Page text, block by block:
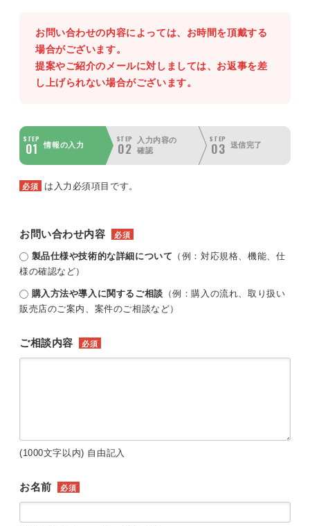
お問い合わせの内容によっては、お時間を頂戴する
場合がございます。
提案やご紹介のメールに対しましては、お返事を差
し上げられない場合がございます。
STEP
01 情報の入力
STEP
02
入力内容の
確認
STEP
03 送信完了
必須 は入力必須項目です。
お問い合わせ内容 必須
製品仕様や技術的な詳細について （例：対応規格、機能、仕
様の確認など）
購入方法や導入に関するご相談 （例：購入の流れ、取り扱い
販売店のご案内、案件のご相談など）
ご相談内容 必須
(1000文字以内) 自由記入
お名前 必須